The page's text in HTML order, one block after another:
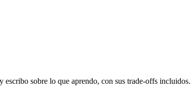
escribo sobre lo que aprendo, con sus trade-offs incluidos.